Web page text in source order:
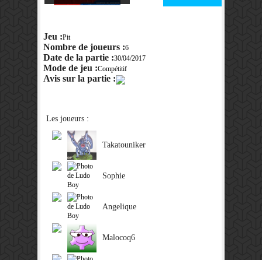
Jeu :Pit
Nombre de joueurs :6
Date de la partie :30/04/2017
Mode de jeu :Compétitif
Avis sur la partie :
Les joueurs :
Takatouniker
Sophie
Angelique
Malocoq6